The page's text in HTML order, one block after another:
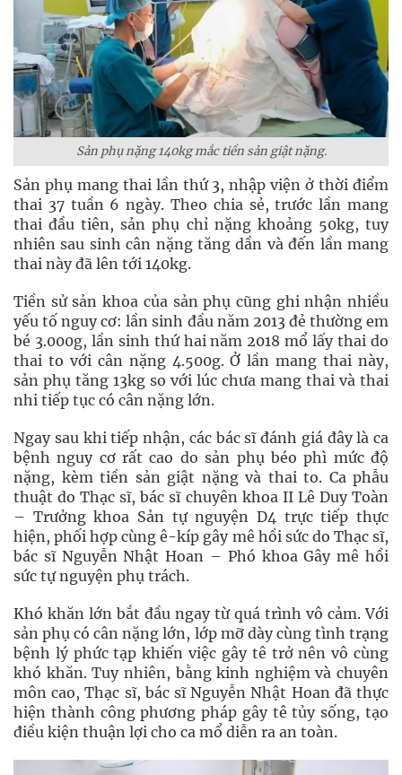
Sản phụ nặng 140kg mắc tiền sản giật nặng.
Sản phụ mang thai lần thứ 3, nhập viện ở thời điểm
thai 37 tuần 6 ngày. Theo chia sẻ, trước lần mang
thai đầu tiên, sản phụ chỉ nặng khoảng 50kg, tuy
nhiên sau sinh cân nặng tăng dần và đến lần mang
thai này đã lên tới 140kg.
Tiền sử sản khoa của sản phụ cũng ghi nhận nhiều
yếu tố nguy cơ: lần sinh đầu năm 2013 đẻ thường em
bé 3.000g, lần sinh thứ hai năm 2018 mổ lấy thai do
thai to với cân nặng 4.500g. Ở lần mang thai này,
sản phụ tăng 13kg so với lúc chưa mang thai và thai
nhi tiếp tục có cân nặng lớn.
Ngay sau khi tiếp nhận, các bác sĩ đánh giá đây là ca
bệnh nguy cơ rất cao do sản phụ béo phì mức độ
nặng, kèm tiền sản giật nặng và thai to. Ca phẫu
thuật do Thạc sĩ, bác sĩ chuyên khoa II Lê Duy Toàn
– Trưởng khoa Sản tự nguyện D4 trực tiếp thực
hiện, phối hợp cùng ê-kíp gây mê hồi sức do Thạc sĩ,
bác sĩ Nguyễn Nhật Hoan – Phó khoa Gây mê hồi
sức tự nguyện phụ trách.
Khó khăn lớn bắt đầu ngay từ quá trình vô cảm. Với
sản phụ có cân nặng lớn, lớp mỡ dày cùng tình trạng
bệnh lý phức tạp khiến việc gây tê trở nên vô cùng
khó khăn. Tuy nhiên, bằng kinh nghiệm và chuyên
môn cao, Thạc sĩ, bác sĩ Nguyễn Nhật Hoan đã thực
hiện thành công phương pháp gây tê tủy sống, tạo
điều kiện thuận lợi cho ca mổ diễn ra an toàn.